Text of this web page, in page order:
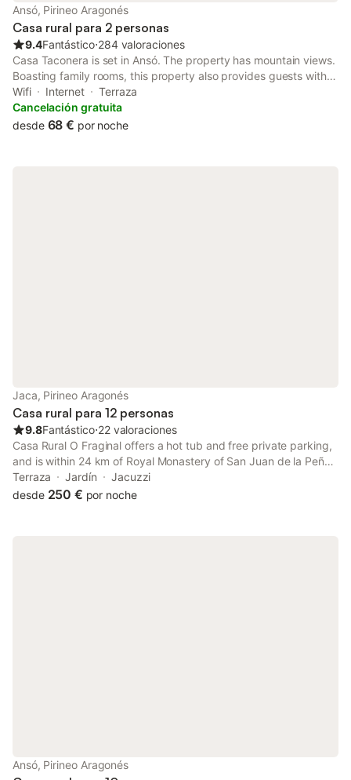
Ansó, Pirineo Aragonés
Casa rural para 2 personas
9.4Fantástico⋅284 valoraciones
Casa Taconera is set in Ansó. The property has mountain views.
Boasting family rooms, this property also provides guests with a
terrace. Free WiFi is accessible to all guests, while certain rooms
also offer a balcony.
Wifi Internet
Terraza
Cancelación gratuita
desde 68 € por noche
Jaca, Pirineo Aragonés
Casa rural para 12 personas
9.8Fantástico⋅22 valoraciones
Casa Rural O Fraginal offers a hot tub and free private parking,
and is within 24 km of Royal Monastery of San Juan de la Peña
and 27 km of Canfranc Train Station.
Terraza Jardín
Jacuzzi
desde 250 € por noche
Ansó, Pirineo Aragonés